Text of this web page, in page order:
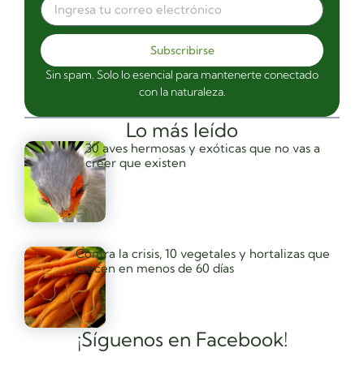
¡Síguenos en Facebook!
Lo más leído
30 aves hermosas y exóticas que no vas a
creer que existen
Contra la crisis, 10 vegetales y hortalizas que
crecen en menos de 60 días
Subscribirse
Sin spam. Solo lo esencial para mantenerte conectado
con la naturaleza.